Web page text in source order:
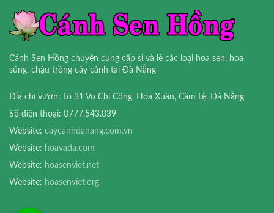
Cánh Sen Hồng chuyên cung cấp sỉ và lẻ các loại hoa sen, hoa
súng, chậu trồng cây cảnh tại Đà Nẵng
Địa chỉ vườn: Lô 31 Võ Chí Công, Hoà Xuân, Cẩm Lệ, Đà Nẵng
Số điện thoại: 0777.543.039
Website: caycanhdanang.com.vn
Website: hoavada.com
Website: hoasenviet.net
Website: hoasenviet.org